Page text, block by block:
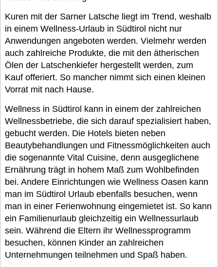
Kuren mit der Sarner Latsche liegt im Trend, weshalb
in einem Wellness-Urlaub in Südtirol nicht nur
Anwendungen angeboten werden. Vielmehr werden
auch zahlreiche Produkte, die mit den ätherischen
Ölen der Latschenkiefer hergestellt werden, zum
Kauf offeriert. So mancher nimmt sich einen kleinen
Vorrat mit nach Hause.
Wellness in Südtirol kann in einem der zahlreichen
Wellnessbetriebe, die sich darauf spezialisiert haben,
gebucht werden. Die Hotels bieten neben
Beautybehandlungen und Fitnessmöglichkeiten auch
die sogenannte Vital Cuisine, denn ausgeglichene
Ernährung trägt in hohem Maß zum Wohlbefinden
bei. Andere Einrichtungen wie Wellness Oasen kann
man im Südtirol Urlaub ebenfalls besuchen, wenn
man in einer Ferienwohnung eingemietet ist. So kann
ein Familienurlaub gleichzeitig ein Wellnessurlaub
sein. Während die Eltern ihr Wellnessprogramm
besuchen, können Kinder an zahlreichen
Unternehmungen teilnehmen und Spaß haben.